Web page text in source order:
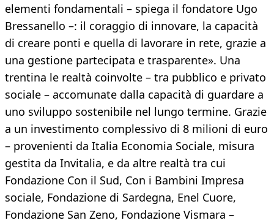
elementi fondamentali – spiega il fondatore Ugo
Bressanello –: il coraggio di innovare, la capacità
di creare ponti e quella di lavorare in rete, grazie a
una gestione partecipata e trasparente». Una
trentina le realtà coinvolte – tra pubblico e privato
sociale – accomunate dalla capacità di guardare a
uno sviluppo sostenibile nel lungo termine. Grazie
a un investimento complessivo di 8 milioni di euro
– provenienti da Italia Economia Sociale, misura
gestita da Invitalia, e da altre realtà tra cui
Fondazione Con il Sud, Con i Bambini Impresa
sociale, Fondazione di Sardegna, Enel Cuore,
Fondazione San Zeno, Fondazione Vismara –